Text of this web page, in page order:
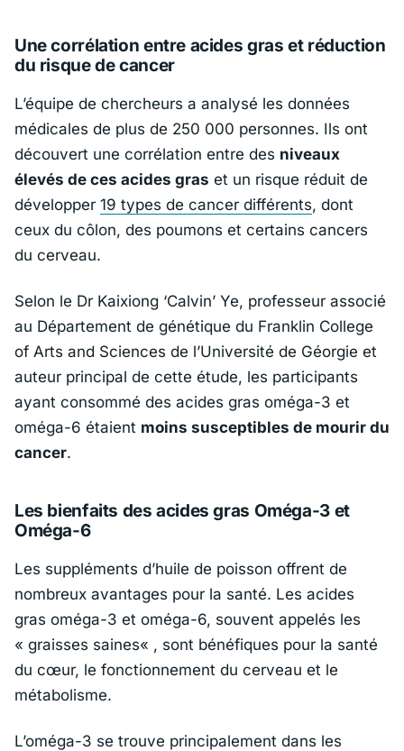
Une corrélation entre acides gras et réduction
du risque de cancer
L’équipe de chercheurs a analysé les données
médicales de plus de 250 000 personnes. Ils ont
découvert une corrélation entre des niveaux
élevés de ces acides gras et un risque réduit de
développer 19 types de cancer différents, dont
ceux du côlon, des poumons et certains cancers
du cerveau.
Selon le Dr Kaixiong ‘Calvin’ Ye, professeur associé
au Département de génétique du Franklin College
of Arts and Sciences de l’Université de Géorgie et
auteur principal de cette étude, les participants
ayant consommé des acides gras oméga-3 et
oméga-6 étaient moins susceptibles de mourir du
cancer.
Les bienfaits des acides gras Oméga-3 et
Oméga-6
Les suppléments d’huile de poisson offrent de
nombreux avantages pour la santé. Les acides
gras oméga-3 et oméga-6, souvent appelés les
« graisses saines« , sont bénéfiques pour la santé
du cœur, le fonctionnement du cerveau et le
métabolisme.
L’oméga-3 se trouve principalement dans les